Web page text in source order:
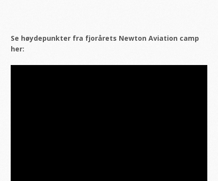
Se høydepunkter fra fjorårets Newton Aviation camp
her: